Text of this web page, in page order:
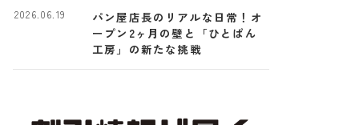
パン屋店長のリアルな日常！オ
ープン2ヶ月の壁と「ひとぱん
工房」の新たな挑戦
2026.06.19